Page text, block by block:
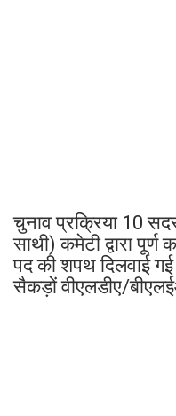
चुनाव प्रक्रिया 10
साथी) कमेटी द्वारा पूर्ण
पद की शपथ दिलवाई
सैकड़ों वीएलडीए/